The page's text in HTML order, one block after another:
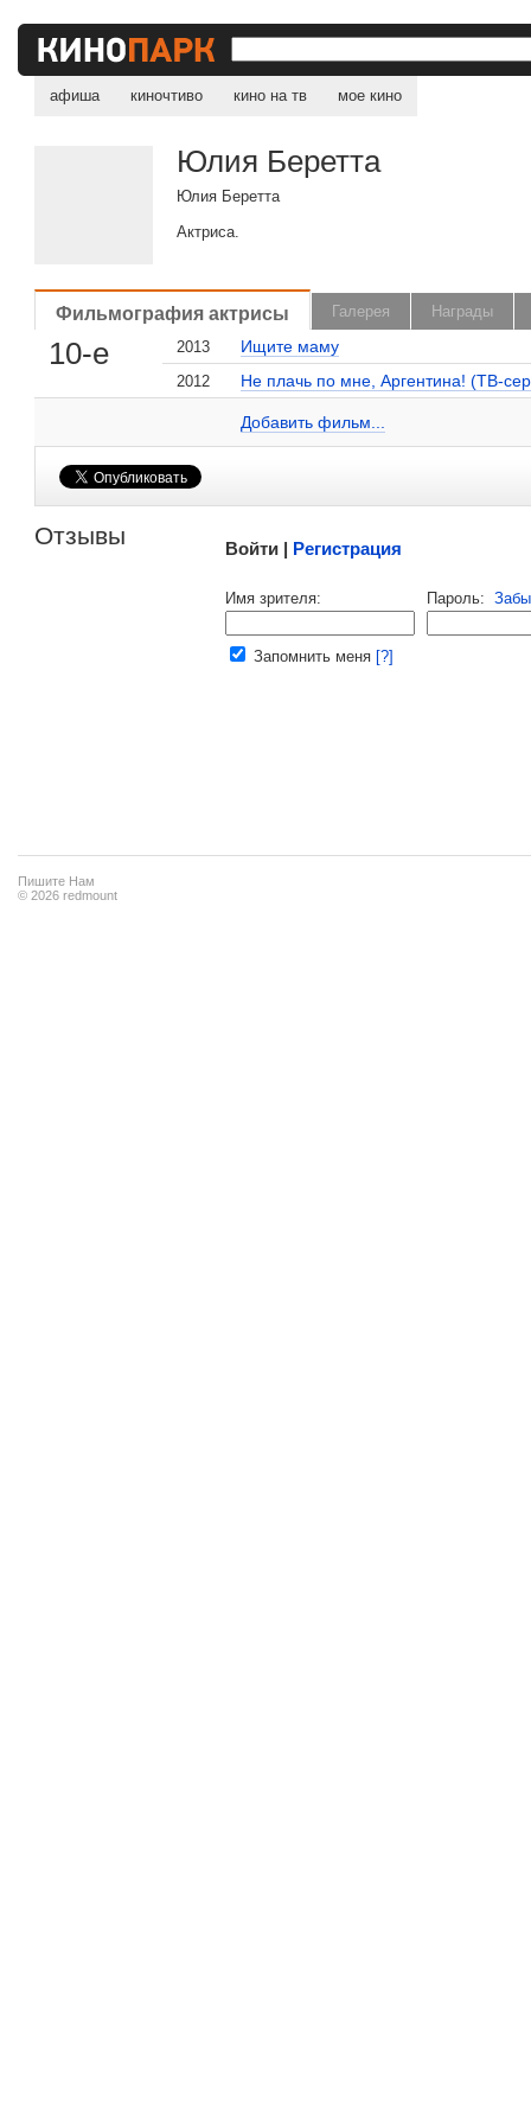
афиша киночтиво кино на тв мое кино
Юлия Беретта
Юлия Беретта
Актриса.
Фильмография актрисы Галерея Награды
10-е 2013 Ищите маму
2012 Не плачь по мне, Аргентина! (ТВ-
Добавить фильм...
Юлия Беретта на сайте Кино-Театр.ru
Отзывы Войти | Регистрация
Имя зрителя: Пароль:
Запомнить меня [?]
Пишите Нам
© 2026 redmount